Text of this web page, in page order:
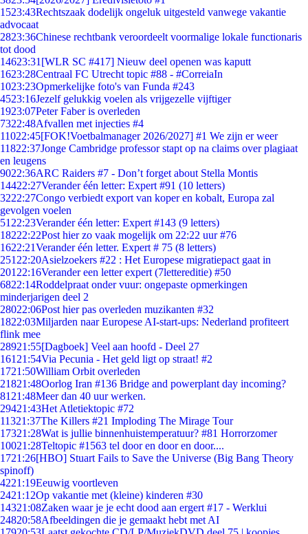
1523:43Rechtszaak dodelijk ongeluk uitgesteld vanwege vakantie
advocaat
2823:36Chinese rechtbank veroordeelt voormalige lokale functionaris
tot dood
14623:31 [WLR SC #417] Nieuw deel openen was kaputt
1623:28Centraal FC Utrecht topic #88 - #CorreiaIn
1023:23Opmerkelijke foto's van Funda #243
4523:16Jezelf gelukkig voelen als vrijgezelle vijftiger
1923:07Peter Faber is overleden
7322:48Afvallen met injecties #4
11022:45[FOK!Voetbalmanager 2026/2027] #1 We zijn er weer
11822:37Jonge Cambridge professor stapt op na claims over plagiaat
en leugens
9022:36ARC Raiders #7 - Don’t forget about Stella Montis
14422:27Verander één letter: Expert #91 (10 letters)
3222:27Congo verbiedt export van koper en kobalt, Europa zal
gevolgen voelen
51 22:23Verander één letter: Expert #143 (9 letters)
18222:22Post hier zo vaak mogelijk om 22:22 uur #76
1622:21Verander één letter. Expert # 75 (8 letters)
251 22:20Asielzoekers #22 : Het Europese migratiepact gaat in
201 22:16Verander een letter expert (7lettereditie) #50
6822:14Roddelpraat onder vuur: ongepaste opmerkingen
minderjarigen deel 2
28022:06Post hier pas overleden muzikanten #32
1822:03Miljarden naar Europese AI-start-ups: Nederland profiteert
flink mee
28921:55[Dagboek] Veel aan hoofd - Deel 27
161 21:54Via Pecunia - Het geld ligt op straat! #2
1721:50William Orbit overleden
21821:48Oorlog Iran #136 Bridge and powerplant day incoming?
81 21:48Meer dan 40 uur werken.
29421:43Het Atletiektopic #72
11321:37The Killers #21 Imploding The Mirage Tour
17321:28Wat is jullie binnenhuistemperatuur? #81 Horrorzomer
10021:28Teltopic #1563 tel door en door en door....
1721:26[HBO] Stuart Fails to Save the Universe (Big Bang Theory
spinoff)
4221:19Eeuwig voortleven
2421:12Op vakantie met (kleine) kinderen #30
14321:08Zaken waar je je echt dood aan ergert #17 - Werklui
24820:58Afbeeldingen die je gemaakt hebt met AI